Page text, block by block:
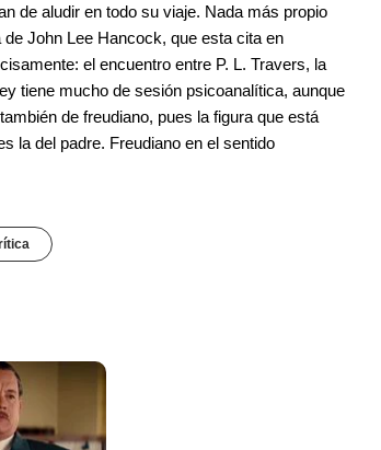
de aludir en todo su viaje. Nada más propio
John Lee Hancock, que esta cita en
el encuentro entre P. L. Travers, la
tiene mucho de sesión psicoanalítica, aunque
de freudiano, pues la figura que está
la del padre. Freudiano en el sentido